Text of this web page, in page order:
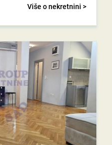
Više o nekretnini >